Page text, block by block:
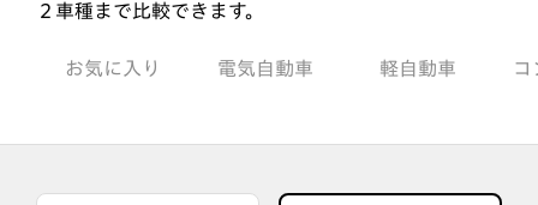
２車種まで比較できます。
お気に入り 電気自動車 軽自動車 コ